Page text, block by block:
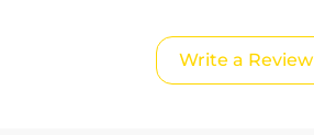
Write a Review